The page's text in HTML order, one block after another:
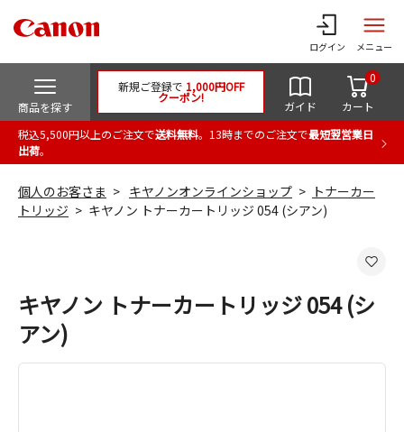
ログイン メニュー
商品を探す
新規ご登録で 1,000円OFF
クーポン!
ガイド カート
0
税込5,500円以上のご注文で送料無料。13時までのご注文で最短翌営業日
出荷。
個人のお客さま キヤノンオンラインショップ
トナーカー
トリッジ
キヤノン トナーカートリッジ 054 (シアン)
キヤノン トナーカートリッジ 054 (シ
アン)